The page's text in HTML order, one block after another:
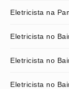
Eletricista na
Eletricista no
Eletricista no
Eletricista no